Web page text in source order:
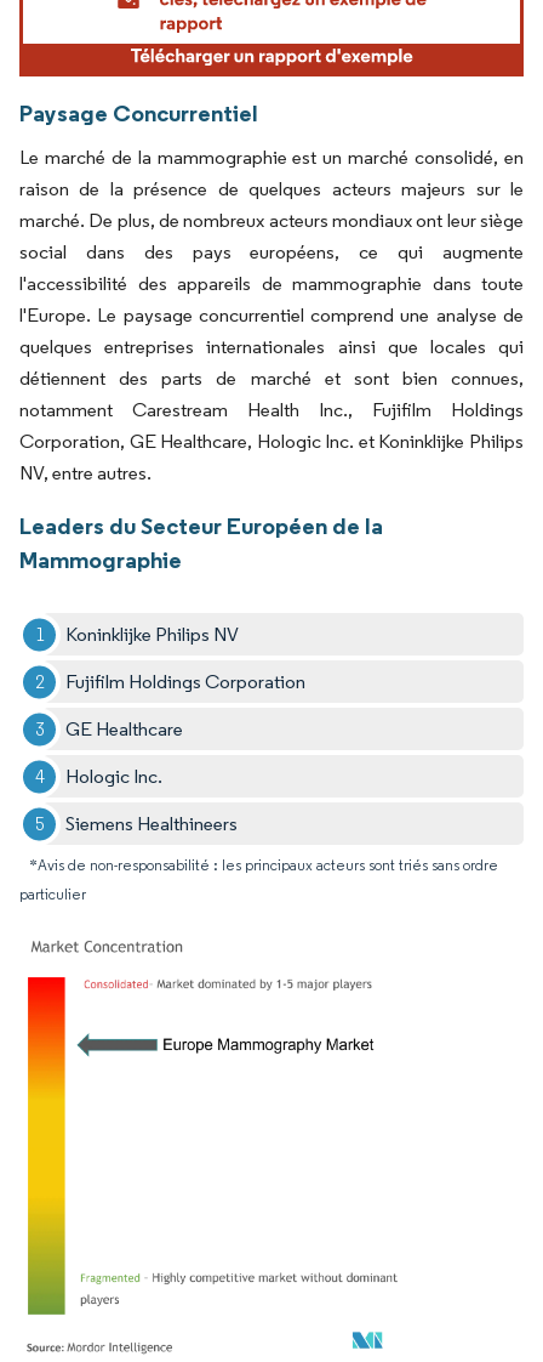
Paysage Concurrentiel
Le marché de la mammographie est un marché consolidé, en
raison de la présence de quelques acteurs majeurs sur le
marché. De plus, de nombreux acteurs mondiaux ont leur siège
social dans des pays européens, ce qui augmente
l'accessibilité des appareils de mammographie dans toute
l'Europe. Le paysage concurrentiel comprend une analyse de
quelques entreprises internationales ainsi que locales qui
détiennent des parts de marché et sont bien connues,
notamment Carestream Health Inc., Fujifilm Holdings
Corporation, GE Healthcare, Hologic Inc. et Koninklijke Philips
NV, entre autres.
Leaders du Secteur Européen de la
Mammographie
Koninklijke Philips NV
Fujifilm Holdings Corporation
GE Healthcare
Hologic Inc.
Siemens Healthineers
*Avis de non-responsabilité : les principaux acteurs sont triés sans ordre
particulier